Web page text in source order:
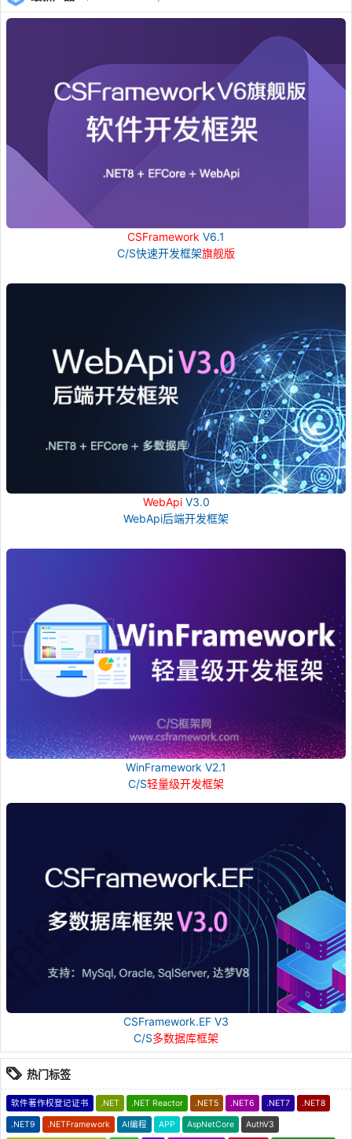
CSFramework V6.1
C/S快速开发框架旗舰版
WebApiV3.0
WebApi后端开发框架
WinFramework V2.1
C/S轻量级开发框架
CSFramework.EF V3
C/S多数据库框架
热门标签
软件著作权登记证书 .NET .NET Reactor .NET5 .NET6 .NET7 .NET8
.NET9 .NETFramework AI编程 APP AspNetCore AuthV3